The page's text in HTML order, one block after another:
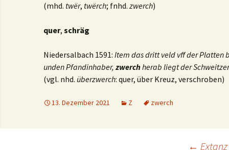
(mhd. twër, twërch; fnhd. zwerch)
quer, schräg
Niedersalbach 1591: Item das dritt veld vff der Platten
unden Pfandinhaber, zwerchherab liegt der
(vgl. nhd. überzwerch: quer, über Kreuz, verschroben)
13. Dezember 2021 Z zwerch
← Extanz